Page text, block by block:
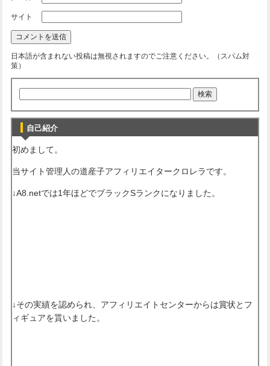
サイト
日本語が含まれない投稿は無視されますのでご注意ください。（スパム対
策）
自己紹介
初めまして。
当サイト管理人の道産子アフィリエイタークロレラです。
↓A8.netでは1年ほどでブラックSランクになりました。
↓その実績を認められ、アフィリエイトセンターからは賞状とフ
ィギュアを貰いました。